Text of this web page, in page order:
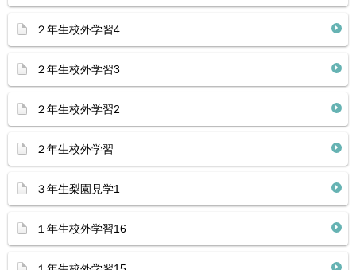
２年生校外学習4
２年生校外学習3
２年生校外学習2
２年生校外学習
３年生梨園見学1
１年生校外学習16